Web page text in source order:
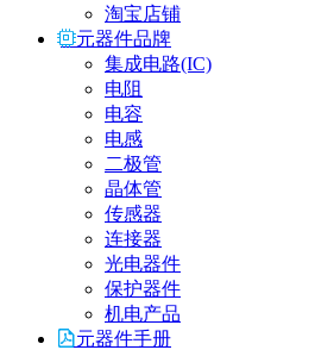
淘宝店铺
元器件品牌
集成电路(IC)
电阻
电容
电感
二极管
晶体管
传感器
连接器
光电器件
保护器件
机电产品
元器件手册